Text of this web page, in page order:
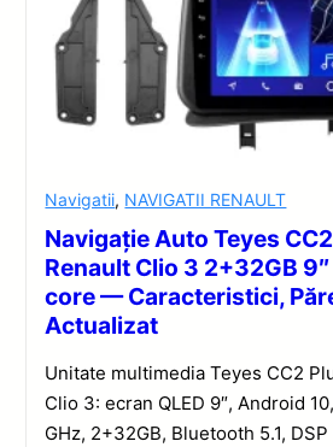
Navigatii, NAVIGATII RENAULT
Navigație Auto Teyes
Renault Clio 3 2+32GB
core — Caracteristici,
Actualizat
Unitate multimedia Teyes CC2
Clio 3: ecran QLED 9″, Android
GHz, 2+32GB, Bluetooth 5.1,